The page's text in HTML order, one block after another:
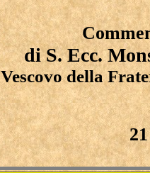
di S. Ecc.
Vescovo della